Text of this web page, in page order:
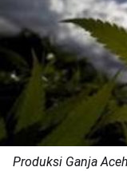
Produksi Ganja